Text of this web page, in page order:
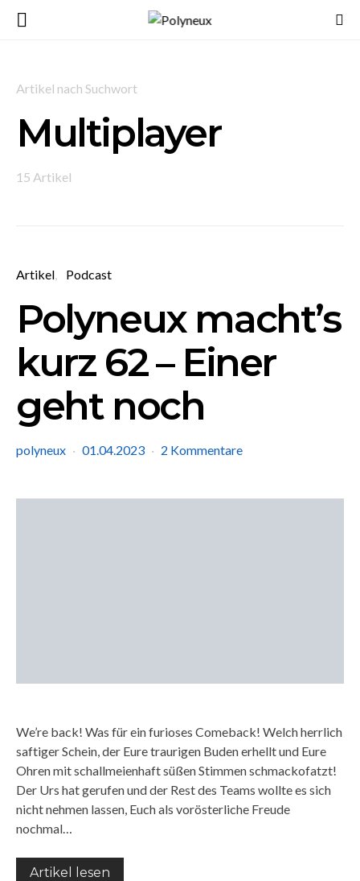
Artikel nach Suchwort
Multiplayer
15 Artikel
Artikel Podcast
Polyneux macht’s
kurz 62 – Einer
geht noch
polyneux 01.04.2023 2 Kommentare
We’re back! Was für ein furioses Comeback! Welch herrlich
saftiger Schein, der Eure traurigen Buden erhellt und Eure
Ohren mit schallmeienhaft süßen Stimmen schmackofatzt!
Der Urs hat gerufen und der Rest des Teams wollte es sich
nicht nehmen lassen, Euch als vorösterliche Freude
nochmal…
Artikel lesen